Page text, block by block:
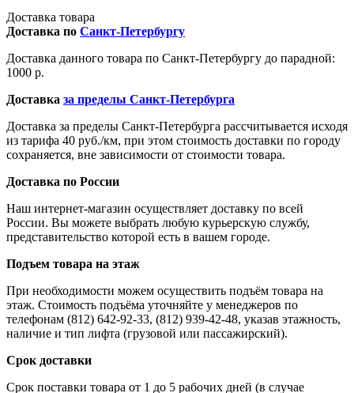
Доставка товара
Доставка по Санкт-Петербургу
Доставка данного товара по Санкт-Петербургу до парадной:
1000 р.
Доставка за пределы Санкт-Петербурга
Доставка за пределы Санкт-Петербурга рассчитывается исходя
из тарифа 40 руб./км, при этом стоимость доставки по городу
сохраняется, вне зависимости от стоимости товара.
Доставка по России
Наш интернет-магазин осуществляет доставку по всей
России. Вы можете выбрать любую курьерскую службу,
представительство которой есть в вашем городе.
Подъем товара на этаж
При необходимости можем осуществить подъём товара на
этаж. Стоимость подъёма уточняйте у менеджеров по
телефонам (812) 642-92-33, (812) 939-42-48, указав этажность,
наличие и тип лифта (грузовой или пассажирский).
Срок доставки
Срок поставки товара от 1 до 5 рабочих дней (в случае